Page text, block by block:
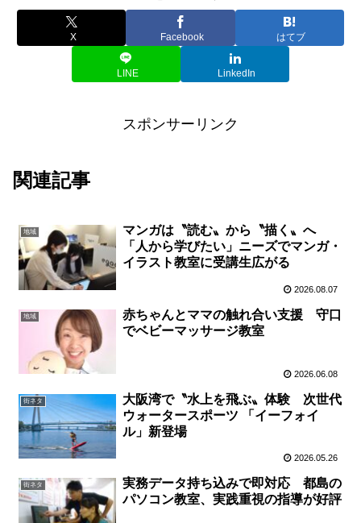
X Facebook はてブ
LINE LinkedIn
スポンサーリンク
関連記事
地域
マンガは〝読む〟から〝描く〟へ
「人から学びたい」ニーズでマンガ・
イラスト教室に受講生広がる
2026.08.07
地域
赤ちゃんとママの触れ合い支援 守口
でベビーマッサージ教室
2026.06.08
街ネタ
大阪湾で〝水上を飛ぶ〟体験 次世代
ウォータースポーツ 「イーフォイ
ル」新登場
2026.05.26
街ネタ
実務データ持ち込みで即対応 都島の
パソコン教室、実践重視の指導が好評